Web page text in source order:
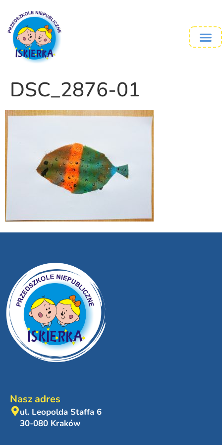
DSC_2876-01
Nasz adres
ul. Leopolda Staffa 6
30-080 Kraków